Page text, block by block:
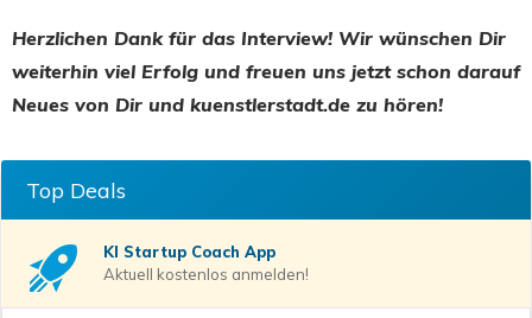
Herzlichen Dank für das Interview! Wir wünschen Dir
weiterhin viel Erfolg und freuen uns jetzt schon darauf
Neues von Dir und kuenstlerstadt.de zu hören!
Top Deals
KI Startup Coach App
Aktuell kostenlos anmelden!